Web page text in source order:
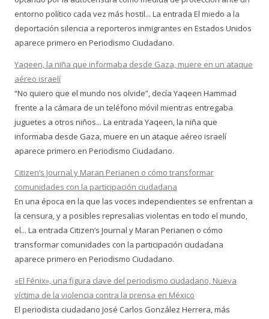
entorno político cada vez más hostil... La entrada El miedo a la
deportación silencia a reporteros inmigrantes en Estados Unidos
aparece primero en Periodismo Ciudadano.
Yaqeen, la niña que informaba desde Gaza, muere en un ataque
aéreo israelí
“No quiero que el mundo nos olvide”, decía Yaqeen Hammad
frente a la cámara de un teléfono móvil mientras entregaba
juguetes a otros niños... La entrada Yaqeen, la niña que
informaba desde Gaza, muere en un ataque aéreo israelí
aparece primero en Periodismo Ciudadano.
Citizen’s Journal y Maran Perianen o cómo transformar
comunidades con la participación ciudadana
En una época en la que las voces independientes se enfrentan a
la censura, y a posibles represalias violentas en todo el mundo,
el... La entrada Citizen’s Journal y Maran Perianen o cómo
transformar comunidades con la participación ciudadana
aparece primero en Periodismo Ciudadano.
«El Fénix», una figura clave del periodismo ciudadano, Nueva
víctima de la violencia contra la prensa en México
El periodista ciudadano José Carlos González Herrera, más